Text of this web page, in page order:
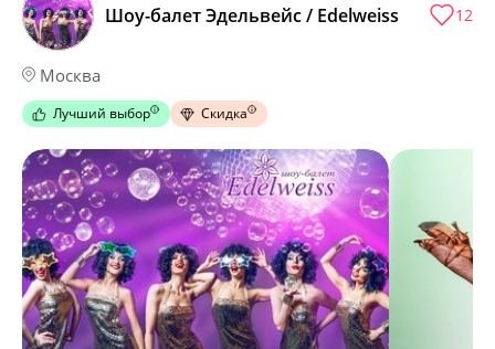
Шоу-балет Эдельвейс / Edelweiss
Москва
12
Лучший выбор Скидка